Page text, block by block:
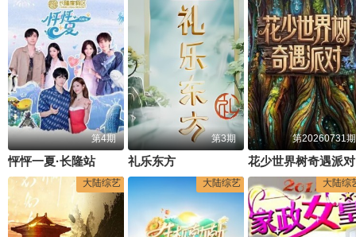
第4期
怦怦一夏·长隆站
第3期
礼乐东方
第20260731期
花少世界树奇遇派对
大陆综艺 大陆综艺 大陆综